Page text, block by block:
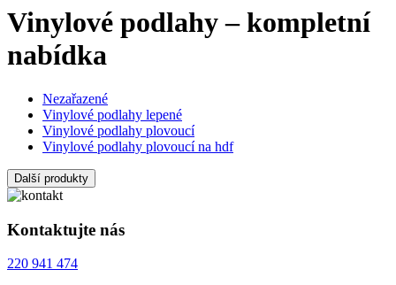
Vinylové podlahy – kompletní
nabídka
Nezařazené
Vinylové podlahy lepené
Vinylové podlahy plovoucí
Vinylové podlahy plovoucí na hdf
Další produkty
Kontaktujte nás
220 941 474